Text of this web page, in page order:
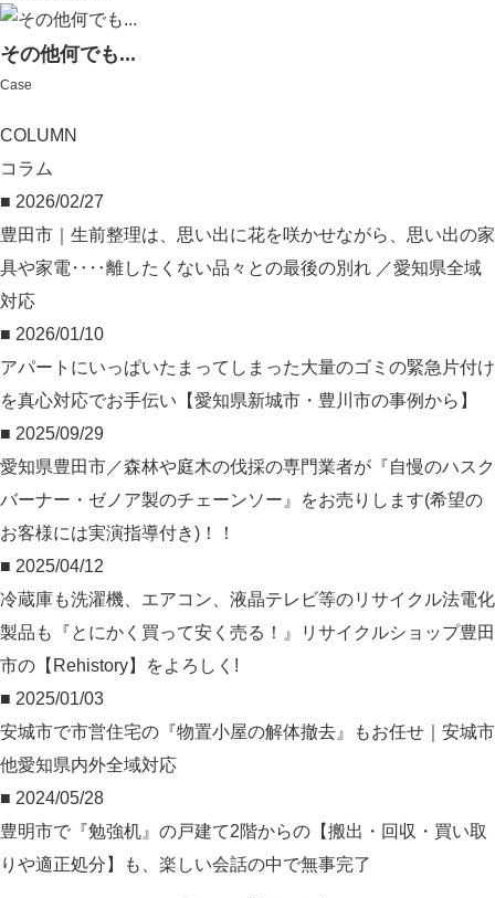
その他何でも...
Case
COLUMN
コラム
■ 2026/02/27
豊田市｜生前整理は、思い出に花を咲かせながら、思い出の家
具や家電‥‥離したくない品々との最後の別れ ／愛知県全域
対応
■ 2026/01/10
アパートにいっぱいたまってしまった大量のゴミの緊急片付け
を真心対応でお手伝い【愛知県新城市・豊川市の事例から】
■ 2025/09/29
愛知県豊田市／森林や庭木の伐採の専門業者が『自慢のハスク
バーナー・ゼノア製のチェーンソー』をお売りします(希望の
お客様には実演指導付き)！！
■ 2025/04/12
冷蔵庫も洗濯機、エアコン、液晶テレビ等のリサイクル法電化
製品も『とにかく買って安く売る！』リサイクルショップ豊田
市の【Rehistory】をよろしく!
■ 2025/01/03
安城市で市営住宅の『物置小屋の解体撤去』もお任せ｜安城市
他愛知県内外全域対応
■ 2024/05/28
豊明市で『勉強机』の戸建て2階からの【搬出・回収・買い取
りや適正処分】も、楽しい会話の中で無事完了